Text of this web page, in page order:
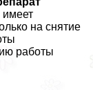
имеет
на снятие
работы